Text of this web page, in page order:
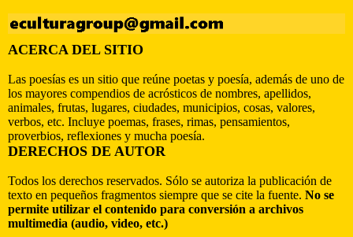
ACERCA DEL SITIO
Las poesías es un sitio que reúne poetas y poesía, además de uno de
los mayores compendios de acrósticos de nombres, apellidos,
animales, frutas, lugares, ciudades, municipios, cosas, valores,
verbos, etc. Incluye poemas, frases, rimas, pensamientos,
proverbios, reflexiones y mucha poesía.
DERECHOS DE AUTOR
Todos los derechos reservados. Sólo se autoriza la publicación de
texto en pequeños fragmentos siempre que se cite la fuente. No se
permite utilizar el contenido para conversión a archivos
multimedia (audio, video, etc.)